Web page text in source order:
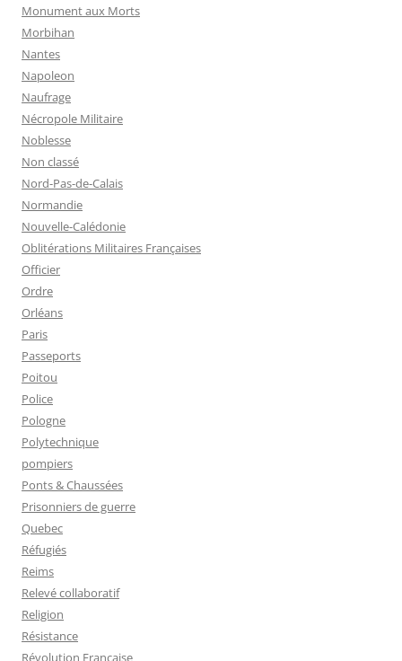
Monument aux Morts
Morbihan
Nantes
Napoleon
Naufrage
Nécropole Militaire
Noblesse
Non classé
Nord-Pas-de-Calais
Normandie
Nouvelle-Calédonie
Oblitérations Militaires Françaises
Officier
Ordre
Orléans
Paris
Passeports
Poitou
Police
Pologne
Polytechnique
pompiers
Ponts & Chaussées
Prisonniers de guerre
Quebec
Réfugiés
Reims
Relevé collaboratif
Religion
Résistance
Révolution Française